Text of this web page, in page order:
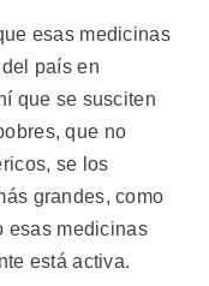
esas medicinas
país en
que se susciten
que no
se los
grandes, como
esas medicinas
está activa.